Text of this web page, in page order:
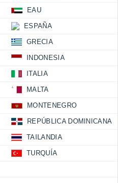
EAU
ESPAÑA
GRECIA
INDONESIA
ITALIA
MALTA
MONTENEGRO
REPÚBLICA DOMINICANA
TAILANDIA
TURQUÍA